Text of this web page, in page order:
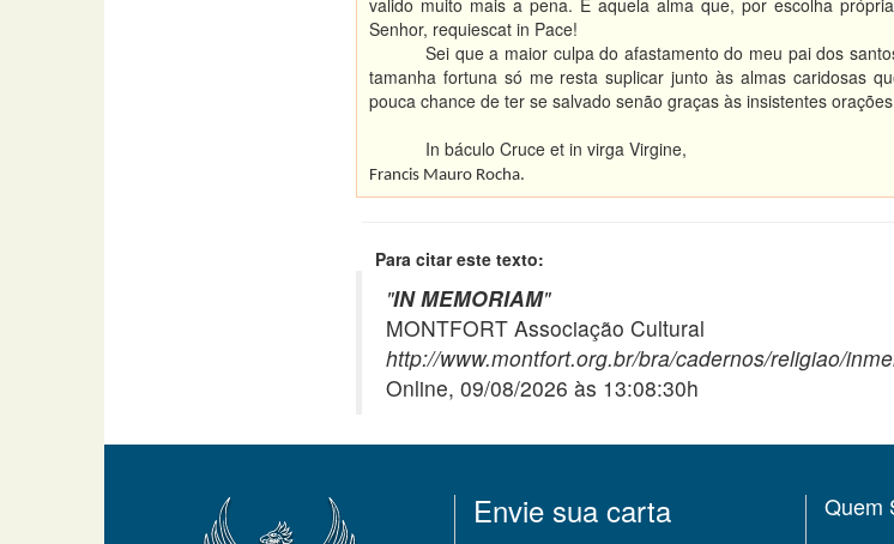
valido muito mais a pena. E aquela alma que, por escolha
Senhor, requiescat in Pace!
Sei que a maior culpa do afastamento do meu pai dos
tamanha fortuna só me resta suplicar junto às almas caridosas
pouca chance de ter se salvado senão graças às insistentes
In báculo Cruce et in virga Virgine,
Francis Mauro Rocha.
Para citar este texto:
"IN MEMORIAM"
MONTFORT Associação Cultural
http://www.montfort.org.br/bra/cadernos/religiao/
Online, 09/08/2026 às 13:08:30h
Envie sua carta Quem